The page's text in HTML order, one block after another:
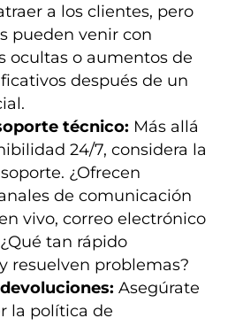
a los clientes, pero
pueden venir con
ocultas o aumentos de
después de un
técnico: Más allá
24/7, considera la
¿Ofrecen
de comunicación
vivo, correo electrónico
tan rápido
resuelven problemas?
Asegúrate
la política de